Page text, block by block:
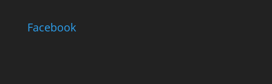
Facebook